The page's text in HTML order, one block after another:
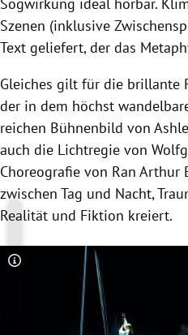
Szenen (inklusive
Text geliefert, der das
Gleiches gilt für die brillante
der in dem höchst
reichen Bühnenbild von
auch die Lichtregie von
Choreografie von Ran Arthur
zwischen Tag und Nacht,
Realität und Fiktion kreiert.
Copyright-Hinweis öffnen/